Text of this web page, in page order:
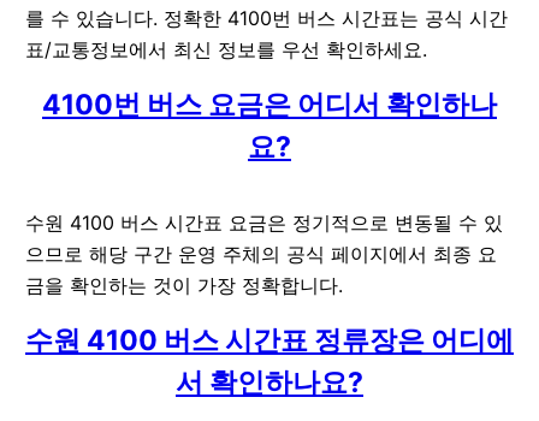
를 수 있습니다. 정확한 4100번 버스 시간표는 공식 시간
표/교통정보에서 최신 정보를 우선 확인하세요.
4100번 버스 요금은 어디서 확인하나
요?
수원 4100 버스 시간표 요금은 정기적으로 변동될 수 있
으므로 해당 구간 운영 주체의 공식 페이지에서 최종 요
금을 확인하는 것이 가장 정확합니다.
수원 4100 버스 시간표 정류장은 어디에
서 확인하나요?